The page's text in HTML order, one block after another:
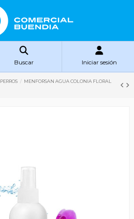
Buscar Iniciar sesión
PERROS
MENFORSAN AGUA COLONIA FLORAL